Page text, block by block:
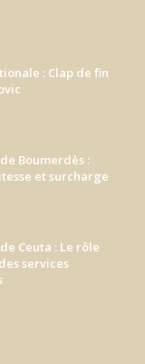
: Clap de fin
Boumerdès :
et surcharge
Ceuta : Le rôle
services